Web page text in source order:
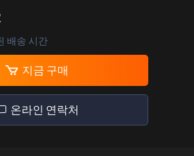
배송 시간
지금 구매
온라인 연락처